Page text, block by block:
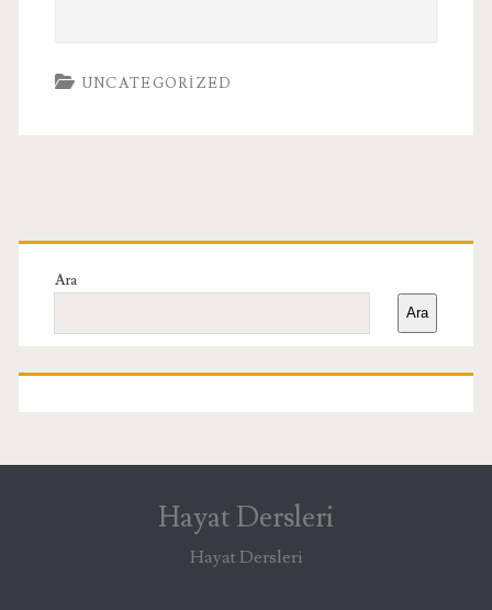
UNCATEGORIZED
Birincil
Yan
Menü
Ara
Ara
Hayat Dersleri
Hayat Dersleri